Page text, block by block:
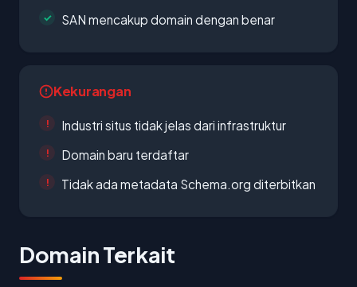
SAN mencakup domain dengan benar
Kekurangan
Industri situs tidak jelas dari infrastruktur
Domain baru terdaftar
Tidak ada metadata Schema.org diterbitkan
Domain Terkait